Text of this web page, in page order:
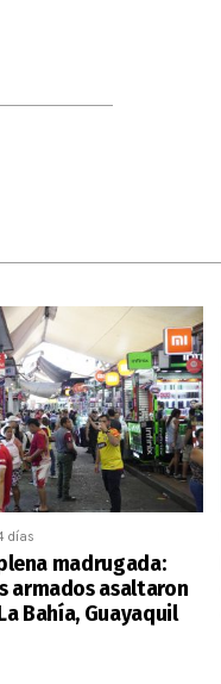
días
madrugada:
armados asaltaron
Bahía, Guayaquil